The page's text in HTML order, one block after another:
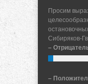
Просим
Сибиряков-
–
–